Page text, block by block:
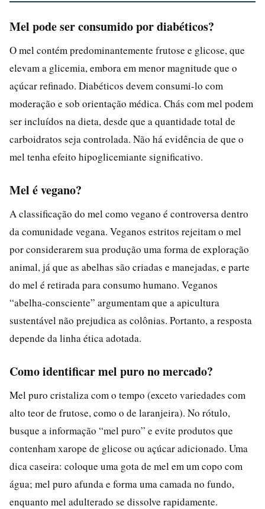
Mel pode ser consumido por diabéticos?
O mel contém predominantemente frutose e glicose, que
elevam a glicemia, embora em menor magnitude que o
açúcar refinado. Diabéticos devem consumi-lo com
moderação e sob orientação médica. Chás com mel podem
ser incluídos na dieta, desde que a quantidade total de
carboidratos seja controlada. Não há evidência de que o
mel tenha efeito hipoglicemiante significativo.
Mel é vegano?
A classificação do mel como vegano é controversa dentro
da comunidade vegana. Veganos estritos rejeitam o mel
por considerarem sua produção uma forma de exploração
animal, já que as abelhas são criadas e manejadas, e parte
do mel é retirada para consumo humano. Veganos
“abelha-consciente” argumentam que a apicultura
sustentável não prejudica as colônias. Portanto, a resposta
depende da linha ética adotada.
Como identificar mel puro no mercado?
Mel puro cristaliza com o tempo (exceto variedades com
alto teor de frutose, como o de laranjeira). No rótulo,
busque a informação “mel puro” e evite produtos que
contenham xarope de glicose ou açúcar adicionado. Uma
dica caseira: coloque uma gota de mel em um copo com
água; mel puro afunda e forma uma camada no fundo,
enquanto mel adulterado se dissolve rapidamente.